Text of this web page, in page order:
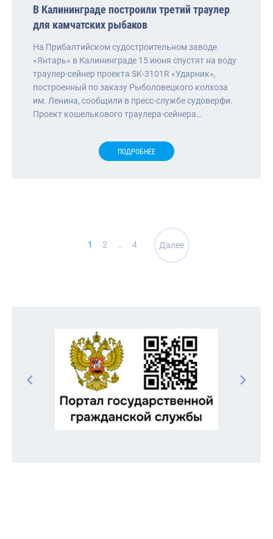
В Калининграде построили третий траулер
для камчатских рыбаков
На Прибалтийском судостроительном заводе
«Янтарь» в Калининграде 15 июня спустят на воду
траулер-сейнер проекта SK-3101R «Ударник»,
построенный по заказу Рыболовецкого колхоза
им. Ленина, сообщили в пресс-службе судоверфи.
Проект кошелькового траулера-сейнера…
ПОДРОБНЕЕ
Навигация
по
1 2 … 4 Далее